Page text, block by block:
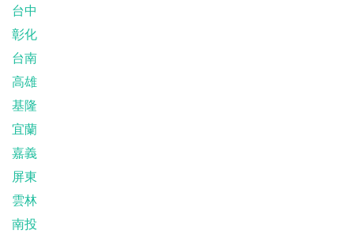
台中
彰化
台南
高雄
基隆
宜蘭
嘉義
屏東
雲林
南投